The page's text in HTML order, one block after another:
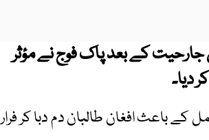
جارحیت کے بعد پاک فوج نے مؤثر
دیا۔
کے باعث افغان طالبان دم دبا کر فرار